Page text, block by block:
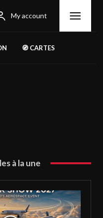
My account
🧭 CARTES
à la une